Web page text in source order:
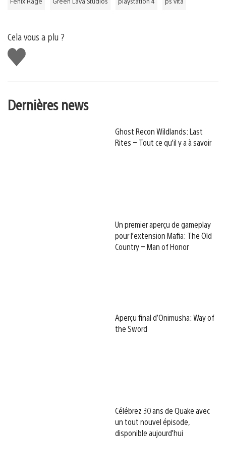
Cela vous a plu ?
J'aime
Dernières news
Ghost Recon Wildlands: Last
Rites – Tout ce qu’il y a à savoir
Un premier aperçu de gameplay
pour l’extension Mafia: The Old
Country – Man of Honor
Aperçu final d’Onimusha: Way of
the Sword
Célébrez 30 ans de Quake avec
un tout nouvel épisode,
disponible aujourd’hui